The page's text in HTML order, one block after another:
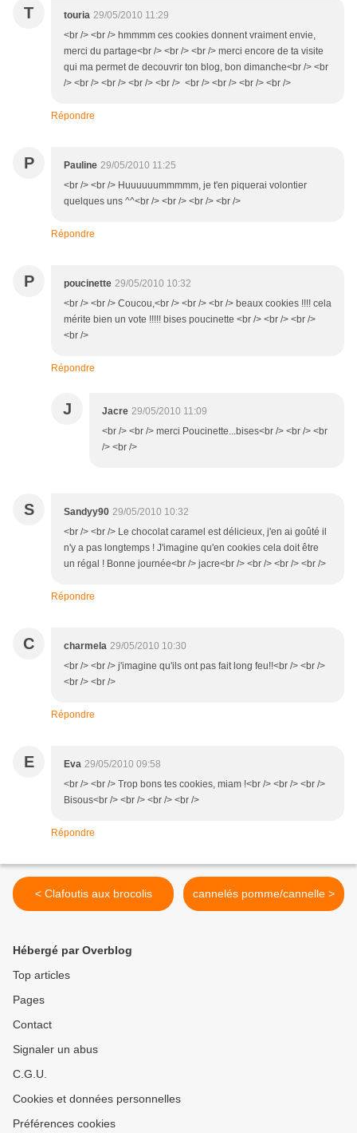
T touria 29/05/2010 11:29
<br /> <br /> hmmmm ces cookies donnent vraiment envie,
merci du partage<br /> <br /> <br /> merci encore de ta visite
qui ma permet de decouvrir ton blog, bon dimanche<br /> <br
/> <br /> <br /> <br /> <br /> <br /> <br /> <br /> <br />
Répondre
P Pauline 29/05/2010 11:25
<br /> <br /> Huuuuuummmmm, je t'en piquerai volontier
quelques uns ^^<br /> <br /> <br /> <br />
Répondre
P poucinette 29/05/2010 10:32
<br /> <br /> Coucou,<br /> <br /> <br /> beaux cookies !!!! cela
mérite bien un vote !!!!! bises poucinette <br /> <br /> <br />
<br />
Répondre
J Jacre 29/05/2010 11:09
<br /> <br /> merci Poucinette...bises<br /> <br /> <br
/> <br />
S Sandyy90 29/05/2010 10:32
<br /> <br /> Le chocolat caramel est délicieux, j'en ai goûté il
n'y a pas longtemps ! J'imagine qu'en cookies cela doit être
un régal ! Bonne journée<br /> jacre<br /> <br /> <br /> <br />
Répondre
C charmela 29/05/2010 10:30
<br /> <br /> j'imagine qu'ils ont pas fait long feu!!<br /> <br />
<br /> <br />
Répondre
E Eva 29/05/2010 09:58
<br /> <br /> Trop bons tes cookies, miam !<br /> <br /> <br />
Bisous<br /> <br /> <br /> <br />
Répondre
< Clafoutis aux brocolis cannelés pomme/cannelle >
Hébergé par Overblog
Top articles
Pages
Contact
Signaler un abus
C.G.U.
Cookies et données personnelles
Préférences cookies